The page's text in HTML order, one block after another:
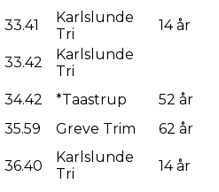
33.41
Karlslunde
Tri
14 år
33.42
Karlslunde
Tri
34.42 *Taastrup
52 år
35.59 Greve Trim 62 år
36.40
Karlslunde
Tri
14 år